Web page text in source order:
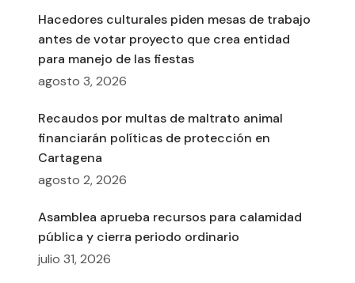
Hacedores culturales piden mesas de trabajo
antes de votar proyecto que crea entidad
para manejo de las fiestas
agosto 3, 2026
Recaudos por multas de maltrato animal
financiarán políticas de protección en
Cartagena
agosto 2, 2026
Asamblea aprueba recursos para calamidad
pública y cierra periodo ordinario
julio 31, 2026